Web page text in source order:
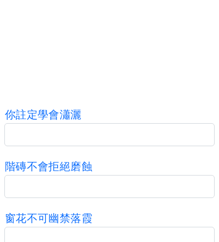
你註定學會瀟灑
階磚不會拒絕磨蝕
窗花不可幽禁落霞